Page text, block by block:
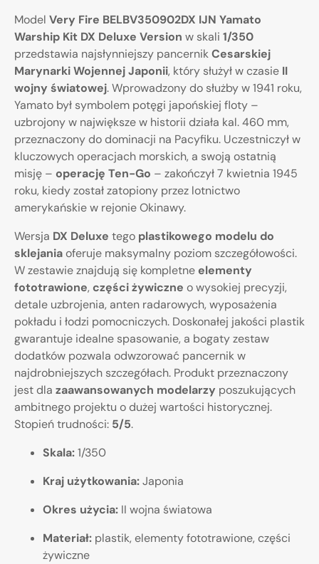
Model Very Fire BELBV350902DX IJN Yamato
Warship Kit DX Deluxe Version w skali 1/350
przedstawia najsłynniejszy pancernikCesarskiej
Marynarki Wojennej Japonii, który służył w czasie II
wojny światowej. Wprowadzony do służby w 1941 roku,
Yamato był symbolem potęgi japońskiej floty –
uzbrojony w największe w historii działa kal. 460 mm,
przeznaczony do dominacji na Pacyfiku. Uczestniczył w
kluczowych operacjach morskich, a swoją ostatnią
misję – operację Ten-Go – zakończył 7 kwietnia 1945
roku, kiedy został zatopiony przez lotnictwo
amerykańskie w rejonie Okinawy.
Wersja DX Deluxe tego plastikowego modelu do
sklejaniaoferuje maksymalny poziom szczegółowości.
W zestawie znajdują się kompletne elementy
fototrawione, części żywiczne o wysokiej precyzji,
detale uzbrojenia, anten radarowych, wyposażenia
pokładu i łodzi pomocniczych. Doskonałej jakości plastik
gwarantuje idealne spasowanie, a bogaty zestaw
dodatków pozwala odwzorować pancernik w
najdrobniejszych szczegółach. Produkt przeznaczony
jest dla zaawansowanych modelarzy poszukujących
ambitnego projektu o dużej wartości historycznej.
Stopień trudności: 5/5.
Skala:1/350
Kraj użytkowania:Japonia
Okres użycia: II wojna światowa
Materiał: plastik, elementy fototrawione, części
żywiczne